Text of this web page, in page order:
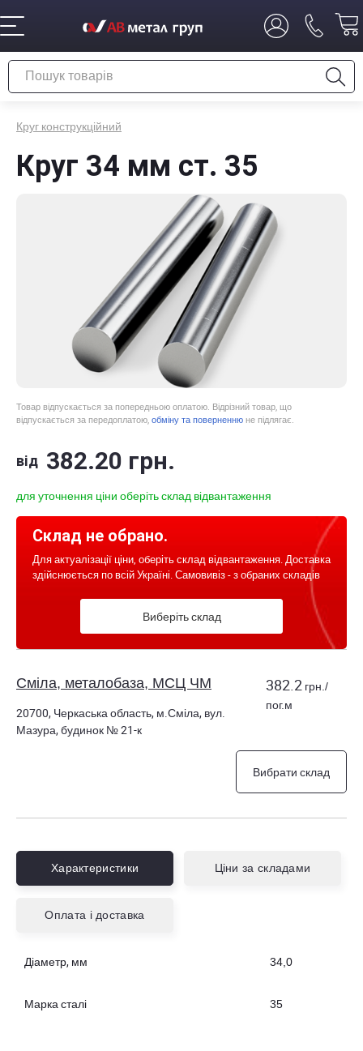
Круг конструкційний
Круг 34 мм ст. 35
Товар відпускається за попередньою оплатою. Відрізний товар, що
відпускається за передоплатою, обміну та поверненню не підлягає.
від 382.20 грн.
для уточнення ціни оберіть склад відвантаження
Склад не обрано.
Для актуалізації ціни, оберіть склад відвантаження. Доставка
здійснюється по всій Україні. Самовивіз - з обраних складів
Виберіть склад
Сміла, металобаза, МСЦ ЧМ
20700, Черкаська область, м.Сміла, вул.
Мазура, будинок № 21-к
382.2 грн./
пог.м
Вибрати склад
Характеристики Ціни за складами
Оплата і доставка
Діаметр, мм 34,0
Марка сталі 35